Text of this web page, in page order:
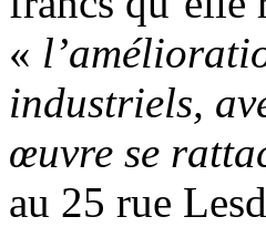
«
industriels,
œuvre se
au 25 rue